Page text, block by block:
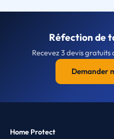
Réfection de
Recevez 3 devis gratuits
Demander
Home Protect